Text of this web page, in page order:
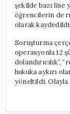
şekilde bazı lise
öğrencilerin de
olarak
Soruşturma
operasyonla 12
dolandırıcılık”,
hukuka aykırı
yöneltildi.